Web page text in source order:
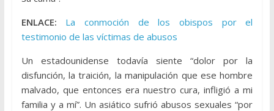
ENLACE:
La conmoción de los obispos por el
testimonio de las víctimas de abusos
Un estadounidense todavía siente “dolor por la
disfunción, la traición, la manipulación que ese hombre
malvado, que entonces era nuestro cura, infligió a mi
familia y a mí”. Un asiático sufrió abusos sexuales “por